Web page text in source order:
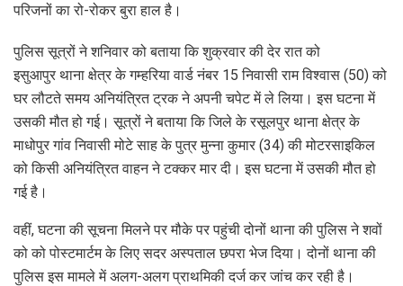
परिजनों का रो-रोकर बुरा हाल है।
पुलिस सूत्रों ने शनिवार को बताया कि शुक्रवार की देर रात को
इसुआपुर थाना क्षेत्र के गम्हरिया वार्ड नंबर 15 निवासी राम विश्वास (50) को
घर लौटते समय अनियंत्रित ट्रक ने अपनी चपेट में ले लिया। इस घटना में
उसकी मौत हो गई। सूत्रों ने बताया कि जिले के रसूलपुर थाना क्षेत्र के
माधोपुर गांव निवासी मोटे साह के पुत्र मुन्ना कुमार (34) की मोटरसाइकिल
को किसी अनियंत्रित वाहन ने टक्कर मार दी। इस घटना में उसकी मौत हो
गई है।
वहीं, घटना की सूचना मिलने पर मौके पर पहुंची दोनों थाना की पुलिस ने शवों
को को पोस्टमार्टम के लिए सदर अस्पताल छपरा भेज दिया। दोनों थाना की
पुलिस इस मामले में अलग-अलग प्राथमिकी दर्ज कर जांच कर रही है।